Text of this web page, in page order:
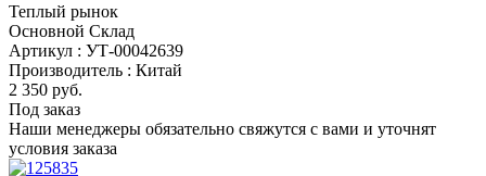
Теплый рынок
Основной Склад
Артикул : УТ-00042639
Производитель : Китай
2 350 руб.
Под заказ
Наши менеджеры обязательно свяжутся с вами и уточнят
условия заказа